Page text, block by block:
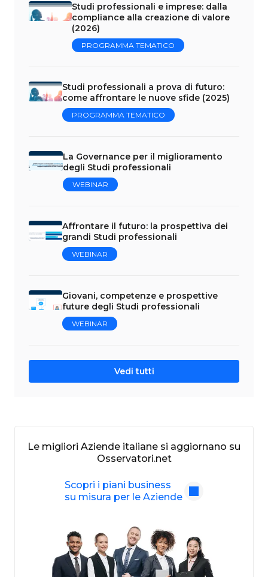
Studi professionali e imprese: dalla
compliance alla creazione di valore
(2026)
PROGRAMMA TEMATICO
Studi professionali a prova di futuro:
come affrontare le nuove sfide (2025)
PROGRAMMA TEMATICO
La Governance per il miglioramento
degli Studi professionali
WEBINAR
Affrontare il futuro: la prospettiva dei
grandi Studi professionali
WEBINAR
Giovani, competenze e prospettive
future degli Studi professionali
WEBINAR
Vedi tutti
Le migliori Aziende italiane si aggiornano su
Osservatori.net
Scopri i piani business
su misura per le Aziende